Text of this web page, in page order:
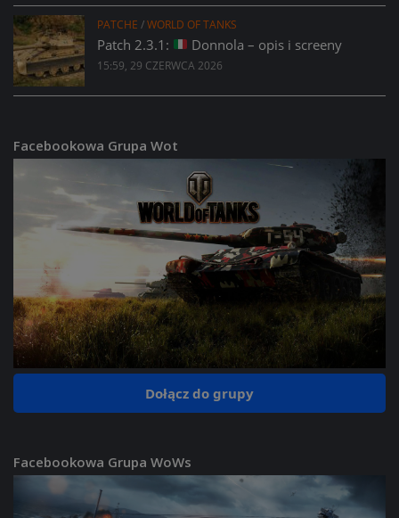
PATCHE /WORLD OF TANKS
Patch 2.3.1: Donnola – opis i screeny
15:59, 29 CZERWCA 2026
Facebookowa Grupa Wot
Dołącz do grupy
Facebookowa Grupa WoWs